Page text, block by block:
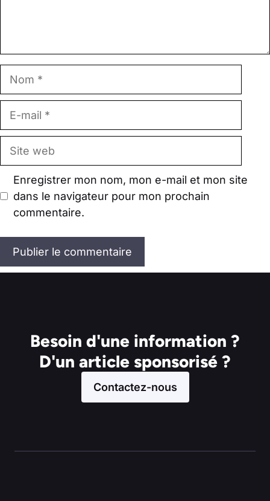
Nom
E-
Site
Enregistrer mon nom, mon e-mail et mon site
dans le navigateur pour mon prochain
commentaire.
Besoin d'une information ?
D'un article sponsorisé ?
Contactez-nous